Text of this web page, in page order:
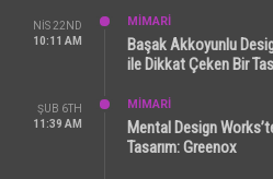
NIS 22ND
10:11 AM
MİMARİ
Başak Akkoyunlu
ile Dikkat Çeken Bir
ŞUB 6TH
11:39 AM
MİMARİ
Mental Design
Tasarım: Greenox